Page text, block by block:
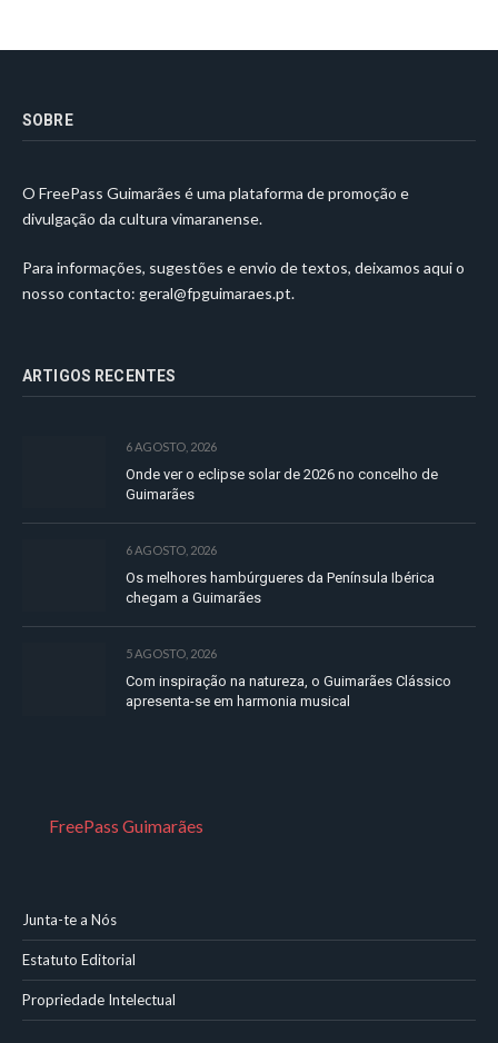
SOBRE
O FreePass Guimarães é uma plataforma de promoção e
divulgação da cultura vimaranense.
Para informações, sugestões e envio de textos, deixamos aqui o
nosso contacto: geral@fpguimaraes.pt.
ARTIGOS RECENTES
6 AGOSTO, 2026
Onde ver o eclipse solar de 2026 no concelho de
Guimarães
6 AGOSTO, 2026
Os melhores hambúrgueres da Península Ibérica
chegam a Guimarães
5 AGOSTO, 2026
Com inspiração na natureza, o Guimarães Clássico
apresenta-se em harmonia musical
FreePass Guimarães
Junta-te a Nós
Estatuto Editorial
Propriedade Intelectual